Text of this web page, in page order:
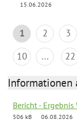
15.06.2026
1 2 3
10
... 22
Informationen
Bericht -
506 kB
06.08.2026